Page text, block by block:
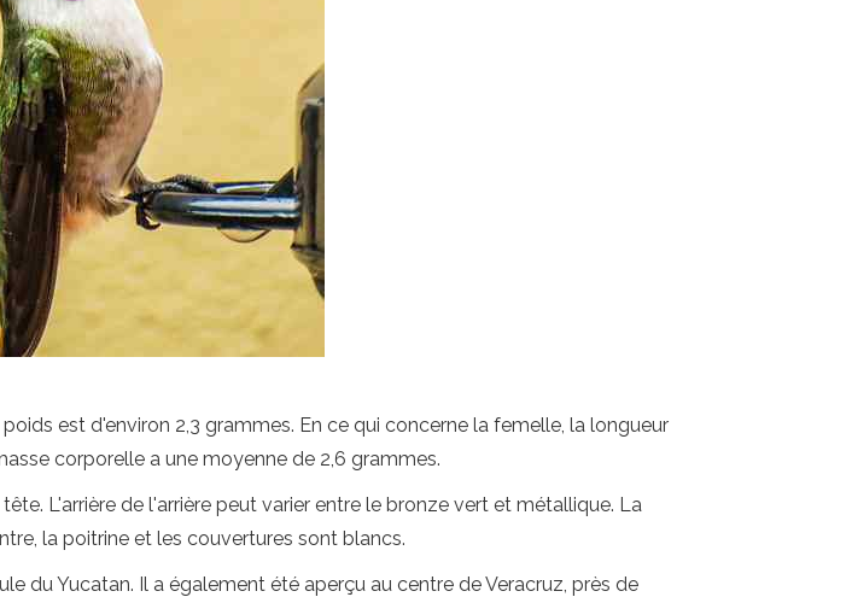
est d'environ 2,3 grammes. En ce qui concerne la femelle, la longueur
corporelle a une moyenne de 2,6 grammes.
L'arrière de l'arrière peut varier entre le bronze vert et métallique. La
la poitrine et les couvertures sont blancs.
du Yucatan. Il a également été aperçu au centre de Veracruz, près de